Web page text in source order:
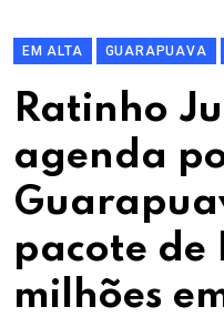
EM ALTA GUARAPUAVA
Ratinho
agenda
pacote de
milhões